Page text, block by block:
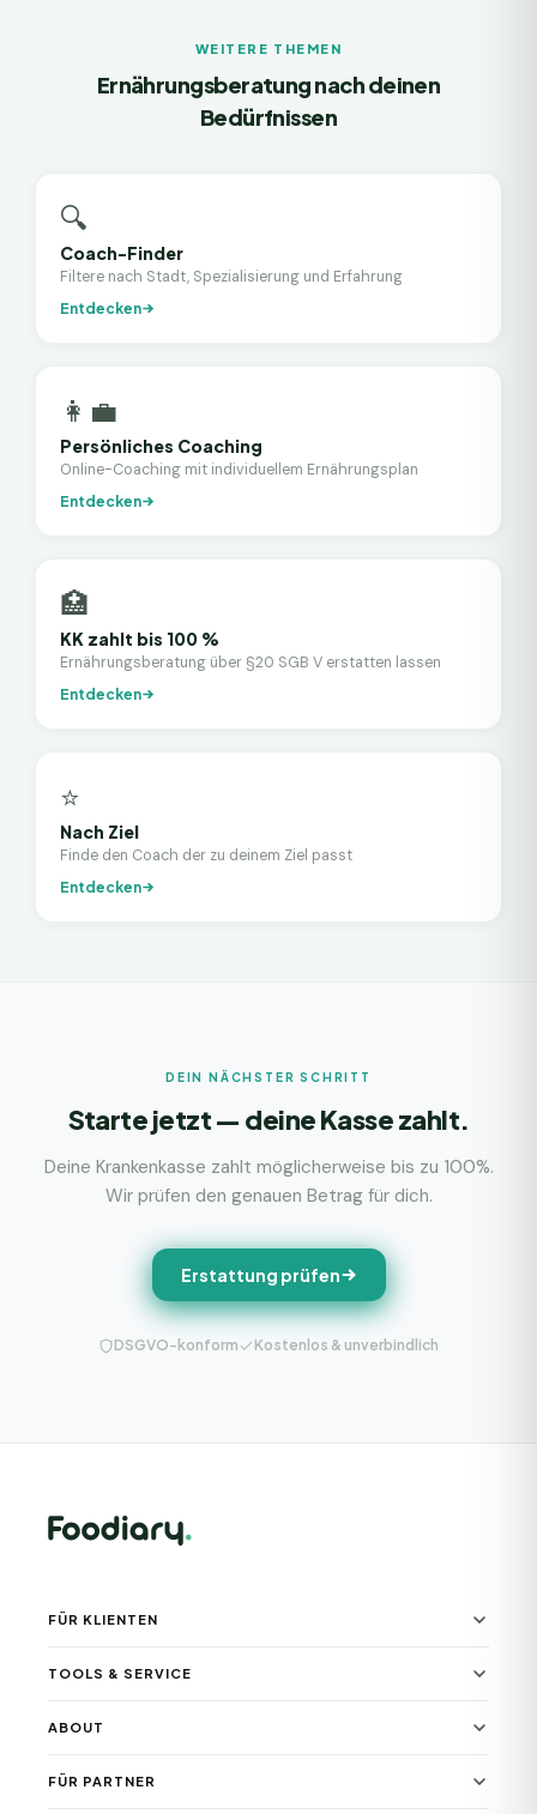
WEITERE THEMEN
Ernährungsberatung nach deinen
Bedürfnissen
🔍
Coach-Finder
Filtere nach Stadt, Spezialisierung und Erfahrung
Entdecken
👩‍💼
Persönliches Coaching
Online-Coaching mit individuellem Ernährungsplan
Entdecken
🏥
KK zahlt bis 100 %
Ernährungsberatung über §20 SGB V erstatten lassen
Entdecken
⭐
Nach Ziel
Finde den Coach der zu deinem Ziel passt
Entdecken
DEIN NÄCHSTER SCHRITT
Starte jetzt — deine Kasse zahlt.
Deine Krankenkasse zahlt möglicherweise bis zu 100%.
Wir prüfen den genauen Betrag für dich.
Erstattung prüfen
DSGVO-konform Kostenlos & unverbindlich
FÜR KLIENTEN
TOOLS & SERVICE
ABOUT
FÜR PARTNER